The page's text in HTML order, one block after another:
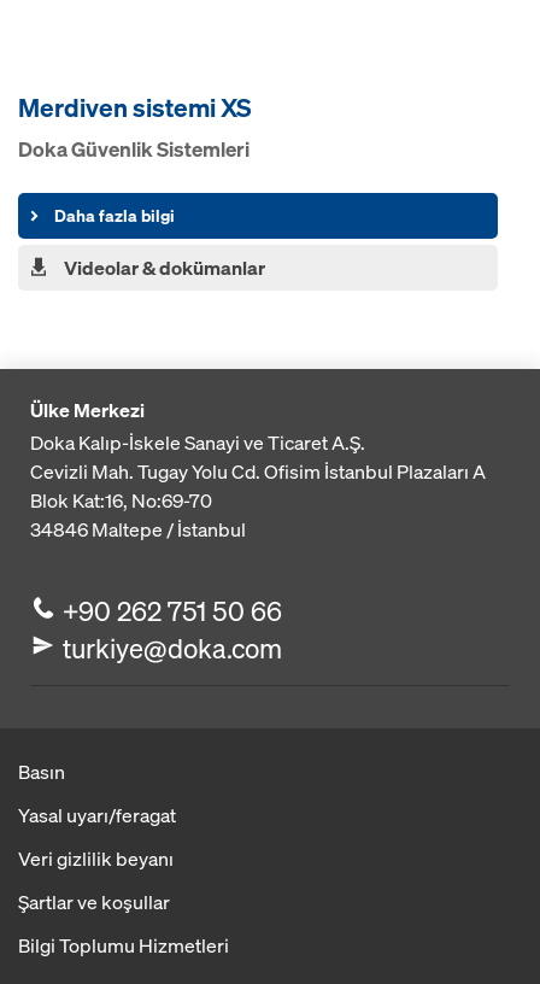
Merdiven sistemi XS
Doka Güvenlik Sistemleri
Daha fazla bilgi
Videolar & dokümanlar
Ülke Merkezi
Doka Kalıp-İskele Sanayi ve Ticaret A.Ş.
Cevizli Mah. Tugay Yolu Cd. Ofisim İstanbul Plazaları A
Blok Kat:16, No:69-70
34846Maltepe / İstanbul
+90 262 751 50 66
turkiye@doka.com
Basın
Yasal uyarı/feragat
Veri gizlilik beyanı
Şartlar ve koşullar
Bilgi Toplumu Hizmetleri